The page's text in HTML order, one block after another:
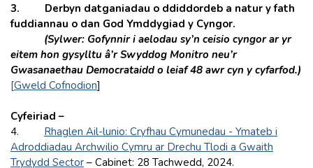
3. Derbyn datganiadau o ddiddordeb a natur y fath
fuddiannau o dan God Ymddygiad y Cyngor.
(Sylwer: Gofynnir i aelodau sy’n ceisio cyngor ar yr
eitem hon gysylltu â’r Swyddog Monitro neu’r
Gwasanaethau Democrataidd o leiaf 48 awr cyn y cyfarfod.)
[Gweld Cofnodion]
Cyfeiriad –
4. Rhaglen Ail-lunio: Cryfhau Cymunedau - Ymateb i
Adroddiadau Archwilio Cymru ar Drechu Tlodi a Gwaith
Trydydd Sector – Cabinet: 28 Tachwedd, 2024.